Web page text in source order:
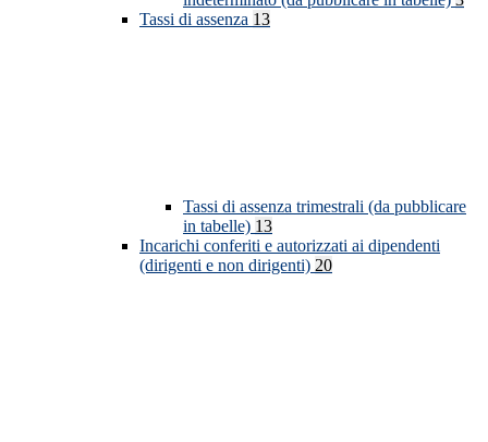
Tassi di assenza 13
Tassi di assenza trimestrali (da pubblicare
in tabelle) 13
Incarichi conferiti e autorizzati ai dipendenti
(dirigenti e non dirigenti) 20